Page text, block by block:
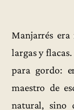
Manjarrés
largas y
para gordo:
maestro de
natural, sino